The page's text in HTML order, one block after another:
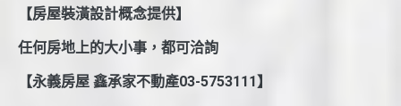
【房屋裝潢設計概念提供】
任何房地上的大小事，都可洽詢
【永義房屋 鑫承家不動產03-5753111】